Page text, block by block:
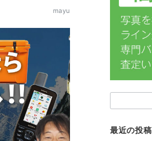
mayu
索：
最近の投稿